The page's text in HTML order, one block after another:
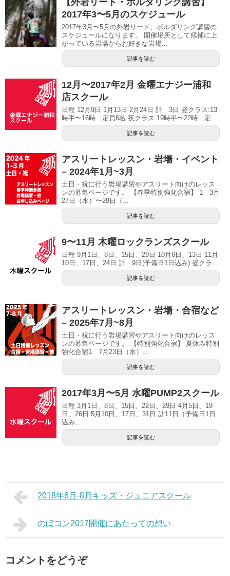
2017年3〜5月のスケジュール
2017年3月〜5月の外岩リード、ボルダリング講習の
スケジュールになります。 開催場所として候補に上
がっている岩場からお好きな岩場...
記事を読む
12月〜2017年2月 金曜エナジー浦和
店スクール
日程 12月9日 1月13日 2月24日 計 3日 昼クラス:13
時半〜16時 定員6名 夜クラス:19時半〜22時 定...
記事を読む
アスリートレッスン・岩場・イベント
– 2024年1月~3月
土日・祝に行う岩場講習やアスリート向けのレッス
ンの募集ページです。 【春季特別強化合宿】 1 3月
27日（水）〜29日（...
記事を読む
9〜11月 木曜ロックランズスクール
日程 9月1日、8日、15日、29日 10月6日、13日 11月
10日、17日、24日 計 9日(予備日1日込み) 昼クラ...
記事を読む
アスリートレッスン・岩場・合宿など
– 2025年7月~8月
土日・祝に行う岩場講習やアスリート向けのレッス
ンの募集ページです。 【特別強化合宿】 夏休み特別
強化合宿1 7月23日（水）...
記事を読む
2017年3月〜5月 水曜PUMP2スクール
日程 3月1日、8日、15日、22日、29日 4月5日、19
日、26日 5月10日、17日、31日 計11日（予備日1日
込み...
記事を読む
2018年6月-8月キッズ・ジュニアスクール
のぼコン2017開催にあたっての想い
コメントをどうぞ